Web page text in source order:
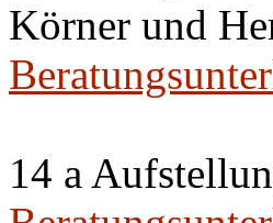
Körner und
14 a